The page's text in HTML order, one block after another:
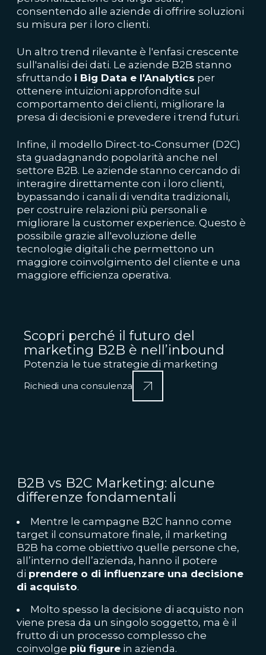
consentendo alle aziende di offrire soluzioni
su misura per i loro clienti.
Un altro trend rilevante è l'enfasi crescente
sull'analisi dei dati. Le aziende B2B stanno
sfruttando i Big Data e l'Analytics per
ottenere intuizioni approfondite sul
comportamento dei clienti, migliorare la
presa di decisioni e prevedere i trend futuri.
Infine, il modello Direct-to-Consumer (D2C)
sta guadagnando popolarità anche nel
settore B2B. Le aziende stanno cercando di
interagire direttamente con i loro clienti,
bypassando i canali di vendita tradizionali,
per costruire relazioni più personali e
migliorare la customer experience. Questo è
possibile grazie all'evoluzione delle
tecnologie digitali che permettono un
maggiore coinvolgimento del cliente e una
maggiore efficienza operativa.
Scopri perché il futuro del
marketing B2B è nell’inbound
Potenzia le tue strategie di marketing
Richiedi una consulenza
B2B vs B2C Marketing: alcune
differenze fondamentali
Mentre le campagne B2C hanno come
target il consumatore finale, il marketing
B2B ha come obiettivo quelle persone che,
all’interno dell’azienda, hanno il potere
di prendere o di influenzare una decisione
di acquisto.
Molto spesso la decisione di acquisto non
viene presa da un singolo soggetto, ma è il
frutto di un processo complesso che
coinvolge più figure in azienda.